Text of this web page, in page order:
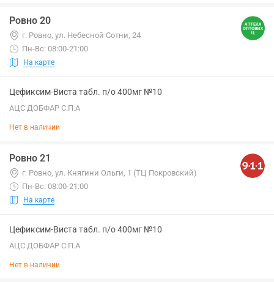
Ровно 20
г. Ровно, ул. Небесной Сотни, 24
Пн-Вс: 08:00-21:00
На карте
Цефиксим-Виста табл. п/о 400мг №10
АЦС ДОБФАР С.П.А
Нет в наличии
Ровно 21
г. Ровно, ул. Княгини Ольги, 1 (ТЦ Покровский)
Пн-Вс: 08:00-21:00
На карте
Цефиксим-Виста табл. п/о 400мг №10
АЦС ДОБФАР С.П.А
Нет в наличии